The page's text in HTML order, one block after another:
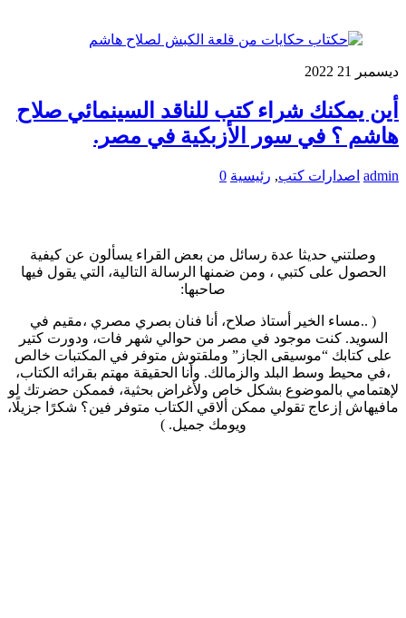
ديسمبر 21
2022
أين يمكنك شراء كتب للناقد السينمائي صلاح
هاشم ؟ في سور الأزبكية في مصر.
admin اصدارات كتب, رئيسية 0
وصلتني حديثا عدة رسائل من بعض القراء يسألون عن كيفية
الحصول على كتبي ، ومن ضمنها الرسالة التالية، التي يقول فيها
صاحبها:
( ..مساء الخير أستاذ صلاح، أنا فنان بصري مصري ،مقيم في
السويد. كنت موجود في مصر من حوالي شهر فات، ودورت كتير
على كتابك “موسيقى الجاز” وملقتوش متوفر في المكتبات خالص
،في محيط وسط البلد والزمالك. وأنا الحقيقة مهتم بقرائه الكتاب،
لإهتمامي بالموضوع بشكل خاص ولأغراض بحثية، فممكن حضرتك لو
مافيهاش إزعاج تقولي ممكن ألاقي الكتاب متوفر فين؟ شكرًا جزيلًا،
ويومك جميل. )